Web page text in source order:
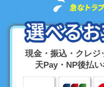
現金・振込・クレジ
天Pay・NP後払